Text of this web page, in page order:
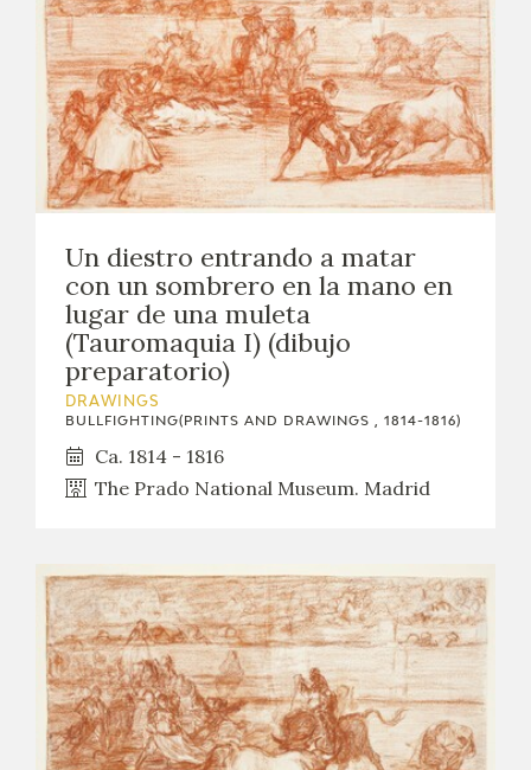
Un diestro entrando a matar
con un sombrero en la mano en
lugar de una muleta
(Tauromaquia I) (dibujo
preparatorio)
DRAWINGS
BULLFIGHTING(PRINTS AND DRAWINGS , 1814-1816)
Ca. 1814 - 1816
The Prado National Museum. Madrid